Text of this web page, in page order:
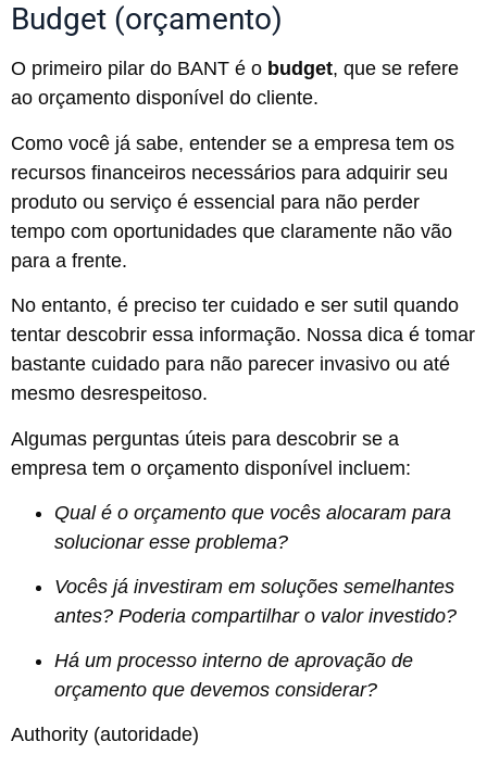
Budget (orçamento)
O primeiro pilar do BANT é o budget, que se refere
ao orçamento disponível do cliente.
Como você já sabe, entender se a empresa tem os
recursos financeiros necessários para adquirir seu
produto ou serviço é essencial para não perder
tempo com oportunidades que claramente não vão
para a frente.
No entanto, é preciso ter cuidado e ser sutil quando
tentar descobrir essa informação. Nossa dica é tomar
bastante cuidado para não parecer invasivo ou até
mesmo desrespeitoso.
Algumas perguntas úteis para descobrir se a
empresa tem o orçamento disponível incluem:
Qual é o orçamento que vocês alocaram para
solucionar esse problema?
Vocês já investiram em soluções semelhantes
antes? Poderia compartilhar o valor investido?
Há um processo interno de aprovação de
orçamento que devemos considerar?
Authority (autoridade)